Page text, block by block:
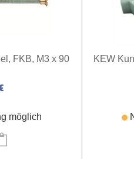
FKB, M3 x 90
möglich
KEW